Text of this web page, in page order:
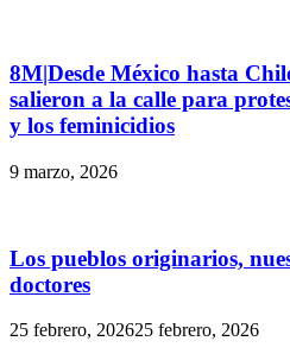
8M|Desde México hasta
salieron a la calle para
y los feminicidios
9 marzo, 2026
Los pueblos originarios,
doctores
25 febrero, 202625 febrero, 2026